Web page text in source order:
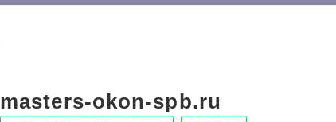
masters-okon-spb.ru